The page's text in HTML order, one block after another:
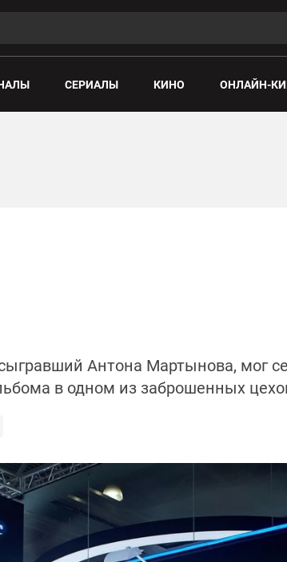
СЕРИАЛЫ КИНО ОНЛАЙН-
Антона Мартынова, мог
в одном из заброшенных